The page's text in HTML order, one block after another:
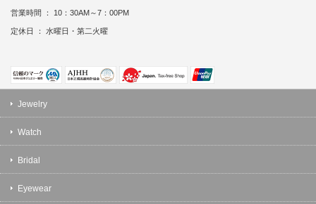
営業時間 ： 10：30AM～7：00PM
定休日 ： 水曜日・第二火曜
Jewelry
Watch
Bridal
Eyewear